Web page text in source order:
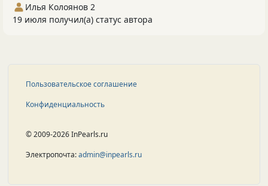
Илья Колоянов 2
19 июля получил(а) статус автора
Пользовательское соглашение
Конфиденциальность
© 2009-2026 InPearls.ru
Электропочта:admin@inpearls.ru